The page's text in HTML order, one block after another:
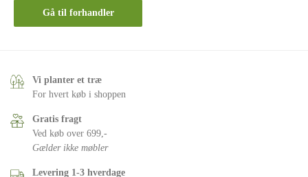
Gå til forhandler
Vi planter et træ
For hvert køb i shoppen
Gratis fragt
Ved køb over 699,-
Gælder ikke møbler
Levering 1-3 hverdage